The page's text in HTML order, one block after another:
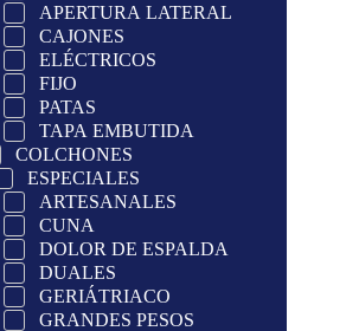
APERTURA LATERAL
CAJONES
ELÉCTRICOS
FIJO
PATAS
TAPA EMBUTIDA
COLCHONES
ESPECIALES
ARTESANALES
CUNA
DOLOR DE ESPALDA
DUALES
GERIÁTRIACO
GRANDES PESOS